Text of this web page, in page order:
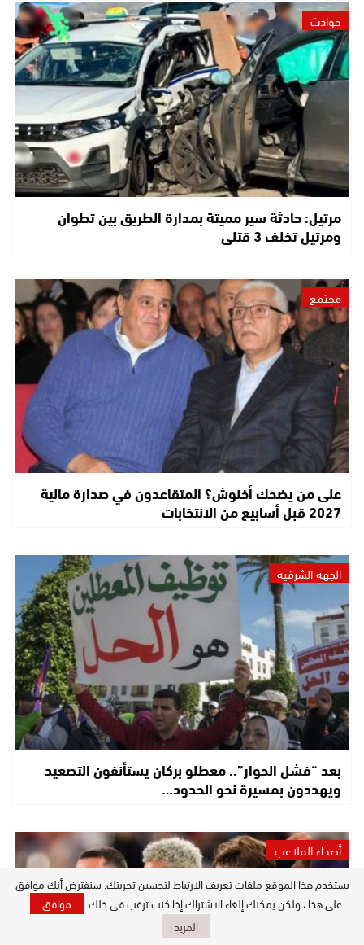
حوادث
مرتيل: حادثة سير مميتة بمدارة الطريق بين تطوان
ومرتيل تخلف 3 قتلى
مجتمع
على من يضحك أخنوش؟ المتقاعدون في صدارة مالية
2027 قبل أسابيع من الانتخابات
الجهة الشرقية
بعد “فشل الحوار”.. معطلو بركان يستأنفون التصعيد
ويهددون بمسيرة نحو الحدود…
أصداء الملاعب
يستخدم هذا الموقع ملفات تعريف الارتباط لتحسين تجربتك. سنفترض أنك موافق
على هذا ، ولكن يمكنك إلغاء الاشتراك إذا كنت ترغب في ذلك.
موافق
المزيد